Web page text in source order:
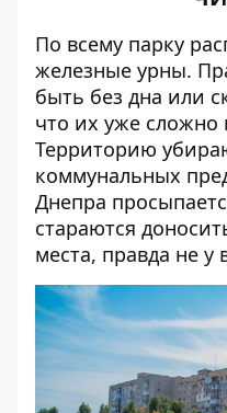
По всему парку
железные урны.
быть без дна или
что их уже сложно
Территорию
коммунальных
Днепра
стараются
места, правда не у